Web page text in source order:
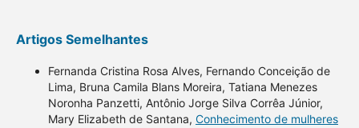
Artigos Semelhantes
Fernanda Cristina Rosa Alves, Fernando Conceição de
Lima, Bruna Camila Blans Moreira, Tatiana Menezes
Noronha Panzetti, Antônio Jorge Silva Corrêa Júnior,
Mary Elizabeth de Santana, Conhecimento de mulheres